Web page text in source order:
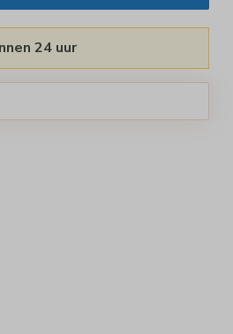
24 uur